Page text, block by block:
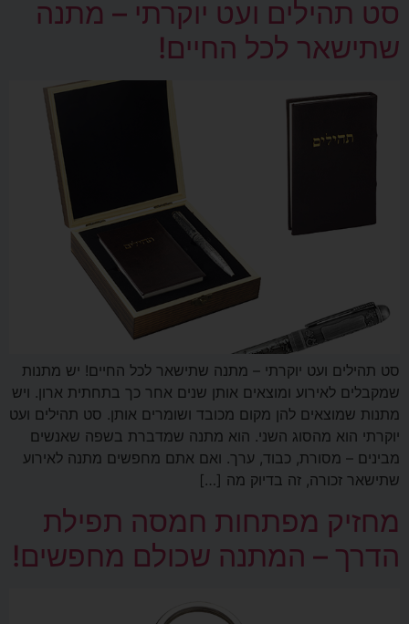
סט תהילים ועט יוקרתי – מתנה
שתישאר לכל החיים!
סט תהילים ועט יוקרתי – מתנה שתישאר לכל החיים! יש מתנות
שמקבלים לאירוע ומוצאים אותן שנים אחר כך בתחתית ארון. ויש
מתנות שמוצאים להן מקום מכובד ושומרים אותן. סט תהילים ועט
יוקרתי הוא מהסוג השני. הוא מתנה שמדברת בשפה שאנשים
מבינים – מסורת, כבוד, ערך. ואם אתם מחפשים מתנה לאירוע
שתישאר זכורה, זה בדיוק מה […]
מחזיק מפתחות חמסה תפילת
הדרך – המתנה שכולם מחפשים!